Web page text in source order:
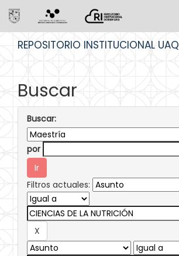
REPOSITORIO INSTITUCIONAL UAQ
Buscar
Buscar:
por
Filtros actuales: